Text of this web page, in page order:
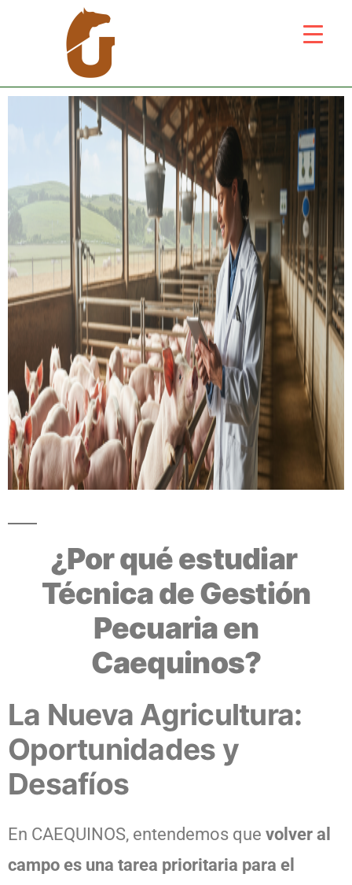
¿Por qué estudiar
Técnica de Gestión
Pecuaria en
Caequinos?
La Nueva Agricultura:
Oportunidades y
Desafíos
En CAEQUINOS, entendemos que volver al
campo es una tarea prioritaria para el